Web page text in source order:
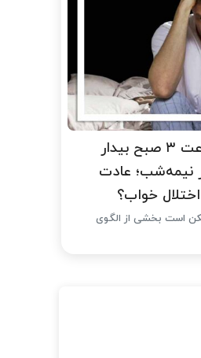
چرا بعضی شب‌ها ساعت ۳ صبح بیدار
نیمه‌شب؛ عادت
خواب؟
۳ صبح ممکن است بخشی از الگوی